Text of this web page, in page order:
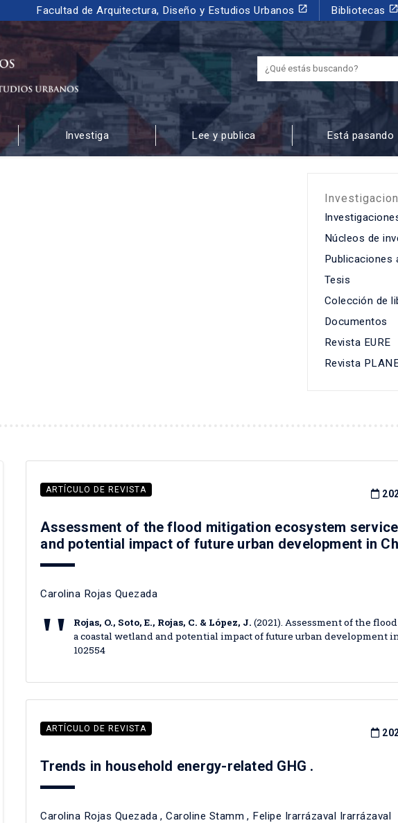
Facultad de Arquitectura, Diseño y Estudios Urbanos launch Bibliotecas launch
¿Qué estás
Investiga Lee y publica Está pasando
Núcleos de
Publicaciones
Tesis
Colección de
Documentos
Revista EURE
Revista
ARTÍCULO DE REVISTA
Assessment of the flood mitigation ecosystem
and potential impact of future urban development in
Carolina Rojas Quezada
Rojas, O., Soto, E., Rojas, C. & López, J. (2021). Assessment of the
a coastal wetland and potential impact of future urban development
102554
ARTÍCULO DE REVISTA
Trends in household energy-related GHG .
Carolina Rojas Quezada ,Caroline Stamm , Felipe Irarrázaval Irarrázaval